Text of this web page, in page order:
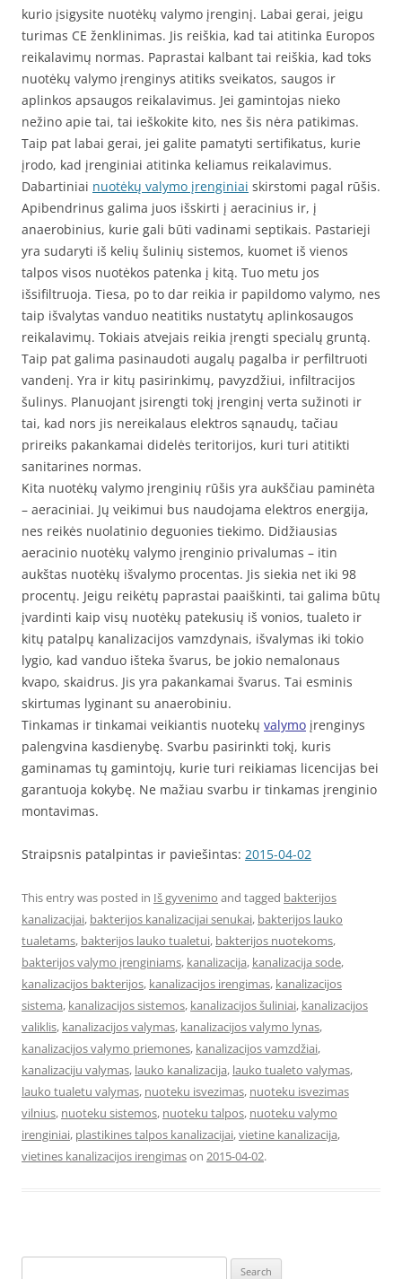
kurio įsigysite nuotėkų valymo įrenginį. Labai gerai, jeigu
turimas CE ženklinimas. Jis reiškia, kad tai atitinka Europos
reikalavimų normas. Paprastai kalbant tai reiškia, kad toks
nuotėkų valymo įrenginys atitiks sveikatos, saugos ir
aplinkos apsaugos reikalavimus. Jei gamintojas nieko
nežino apie tai, tai ieškokite kito, nes šis nėra patikimas.
Taip pat labai gerai, jei galite pamatyti sertifikatus, kurie
įrodo, kad įrenginiai atitinka keliamus reikalavimus.
Dabartiniai nuotėkų valymo įrenginiai skirstomi pagal rūšis.
Apibendrinus galima juos išskirti į aeracinius ir, į
anaerobinius, kurie gali būti vadinami septikais. Pastarieji
yra sudaryti iš kelių šulinių sistemos, kuomet iš vienos
talpos visos nuotėkos patenka į kitą. Tuo metu jos
išsifiltruoja. Tiesa, po to dar reikia ir papildomo valymo, nes
taip išvalytas vanduo neatitiks nustatytų aplinkosaugos
reikalavimų. Tokiais atvejais reikia įrengti specialų gruntą.
Taip pat galima pasinaudoti augalų pagalba ir perfiltruoti
vandenį. Yra ir kitų pasirinkimų, pavyzdžiui, infiltracijos
šulinys. Planuojant įsirengti tokį įrenginį verta sužinoti ir
tai, kad nors jis nereikalaus elektros sąnaudų, tačiau
prireiks pakankamai didelės teritorijos, kuri turi atitikti
sanitarines normas.
Kita nuotėkų valymo įrenginių rūšis yra aukščiau paminėta
– aeraciniai. Jų veikimui bus naudojama elektros energija,
nes reikės nuolatinio deguonies tiekimo. Didžiausias
aeracinio nuotėkų valymo įrenginio privalumas – itin
aukštas nuotėkų išvalymo procentas. Jis siekia net iki 98
procentų. Jeigu reikėtų paprastai paaiškinti, tai galima būtų
įvardinti kaip visų nuotėkų patekusių iš vonios, tualeto ir
kitų patalpų kanalizacijos vamzdynais, išvalymas iki tokio
lygio, kad vanduo išteka švarus, be jokio nemalonaus
kvapo, skaidrus. Jis yra pakankamai švarus. Tai esminis
skirtumas lyginant su anaerobiniu.
Tinkamas ir tinkamai veikiantis nuotekų valymo įrenginys
palengvina kasdienybę. Svarbu pasirinkti tokį, kuris
gaminamas tų gamintojų, kurie turi reikiamas licencijas bei
garantuoja kokybę. Ne mažiau svarbu ir tinkamas įrenginio
montavimas.
Straipsnis patalpintas ir paviešintas: 2015-04-02
This entry was posted in Iš gyvenimo and tagged bakterijos
kanalizacijai, bakterijos kanalizacijai senukai, bakterijos lauko
tualetams, bakterijos lauko tualetui, bakterijos nuotekoms,
bakterijos valymo įrenginiams, kanalizacija, kanalizacija sode,
kanalizacijos bakterijos, kanalizacijos irengimas, kanalizacijos
sistema, kanalizacijos sistemos, kanalizacijos šuliniai, kanalizacijos
valiklis, kanalizacijos valymas, kanalizacijos valymo lynas,
kanalizacijos valymo priemones, kanalizacijos vamzdžiai,
kanalizaciju valymas, lauko kanalizacija, lauko tualeto valymas,
lauko tualetu valymas, nuoteku isvezimas, nuoteku isvezimas
vilnius, nuoteku sistemos, nuoteku talpos, nuoteku valymo
irenginiai, plastikines talpos kanalizacijai,vietine kanalizacija,
vietines kanalizacijos irengimason 2015-04-02.